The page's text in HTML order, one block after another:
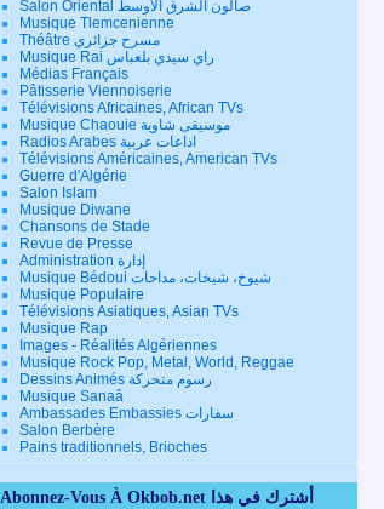
Salon Oriental صالون الشرق الأوسط
Musique Tlemcenienne
Théâtre مسرح جزائري
Musique Rai راي سيدي بلعباس
Médias Français
Pâtisserie Viennoiserie
Télévisions Africaines, African TVs
Musique Chaouie موسيقى شاوية
Radios Arabes اذاعات عربية
Télévisions Américaines, American TVs
Guerre d'Algérie
Salon Islam
Musique Diwane
Chansons de Stade
Revue de Presse
Administration إدارة
Musique Bédoui شيوخ، شيخات، مداحات
Musique Populaire
Télévisions Asiatiques, Asian TVs
Musique Rap
Images - Réalités Algériennes
Musique Rock Pop, Metal, World, Reggae
Dessins Animés رسوم متحركة
Musique Sanaâ
Ambassades Embassies سفارات
Salon Berbère
Pains traditionnels, Brioches
Abonnez-Vous À Okbob.net أشترك في هذا